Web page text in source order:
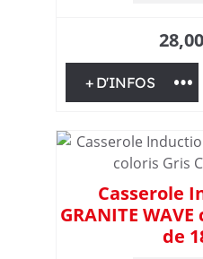
n
s
i
l
e
28,00
+ D'INFOS
Casserole
GRANITE
de